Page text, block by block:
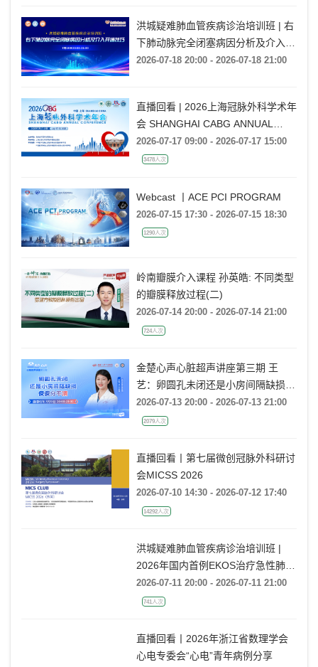
洪城疑难肺血管疾病诊治培训班 | 右
下肺动脉完全闭塞病因分析及介入开
通技巧
2026-07-18 20:00 - 2026-07-18 21:00
直播回看 | 2026上海冠脉外科学术年
会 SHANGHAI CABG ANNUAL
CONFERENCE
2026-07-17 09:00 - 2026-07-17 15:00
3478人次
Webcast 丨ACE PCI PROGRAM
2026-07-15 17:30 - 2026-07-15 18:30
1290人次
岭南瓣膜介入课程 孙英皓: 不同类型
的瓣膜释放过程(二)
2026-07-14 20:00 - 2026-07-14 21:00
724人次
金楚心声心脏超声讲座第三期 王
艺：卵圆孔未闭还是小房间隔缺损，
傻傻分不清
2026-07-13 20:00 - 2026-07-13 21:00
2079人次
直播回看丨第七届微创冠脉外科研讨
会MICSS 2026
2026-07-10 14:30 - 2026-07-12 17:40
14292人次
洪城疑难肺血管疾病诊治培训班 |
2026年国内首例EKOS治疗急性肺栓
塞经验分享
2026-07-11 20:00 - 2026-07-11 21:00
741人次
直播回看丨2026年浙江省数理学会
心电专委会“心电”青年病例分享